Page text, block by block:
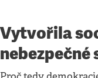
Vytvořila